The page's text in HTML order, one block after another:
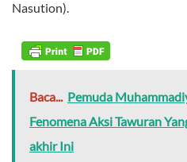
Nasution).
Baca... Pemuda
Fenomena Aksi Tawuran
akhir Ini